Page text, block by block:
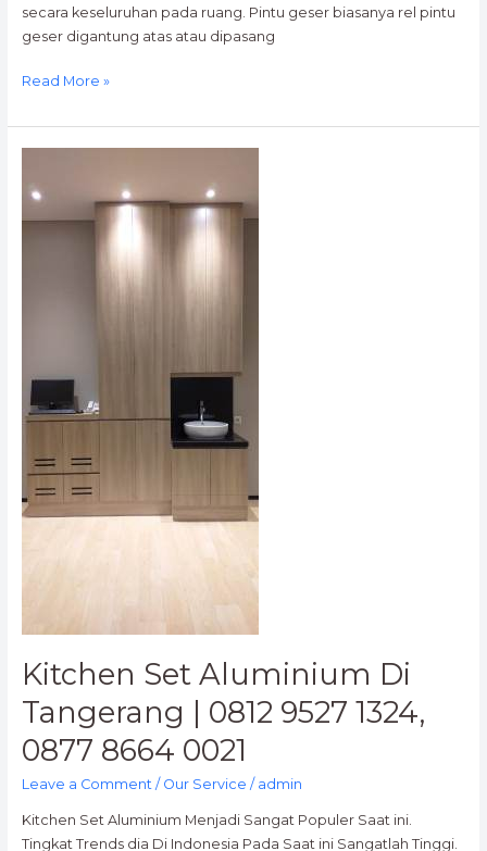
secara keseluruhan pada ruang. Pintu geser biasanya rel pintu
geser digantung atas atau dipasang
Read More »
Kitchen Set Aluminium Di
Tangerang | 0812 9527 1324,
0877 8664 0021
Leave a Comment / Our Service / admin
Kitchen Set Aluminium Menjadi Sangat Populer Saat ini.
Tingkat Trends dia Di Indonesia Pada Saat ini Sangatlah Tinggi.
Aluminium
8664
0021